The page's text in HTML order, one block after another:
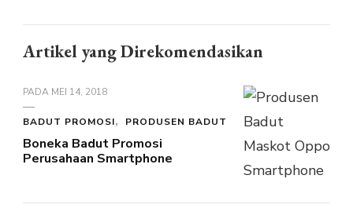
Artikel yang Direkomendasikan
PADA MEI 14, 2018
BADUT PROMOSI PRODUSEN BADUT
Boneka Badut Promosi
Perusahaan Smartphone